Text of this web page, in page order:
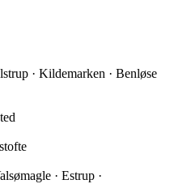
· Kildemarken · Benløse
· Estrup ·